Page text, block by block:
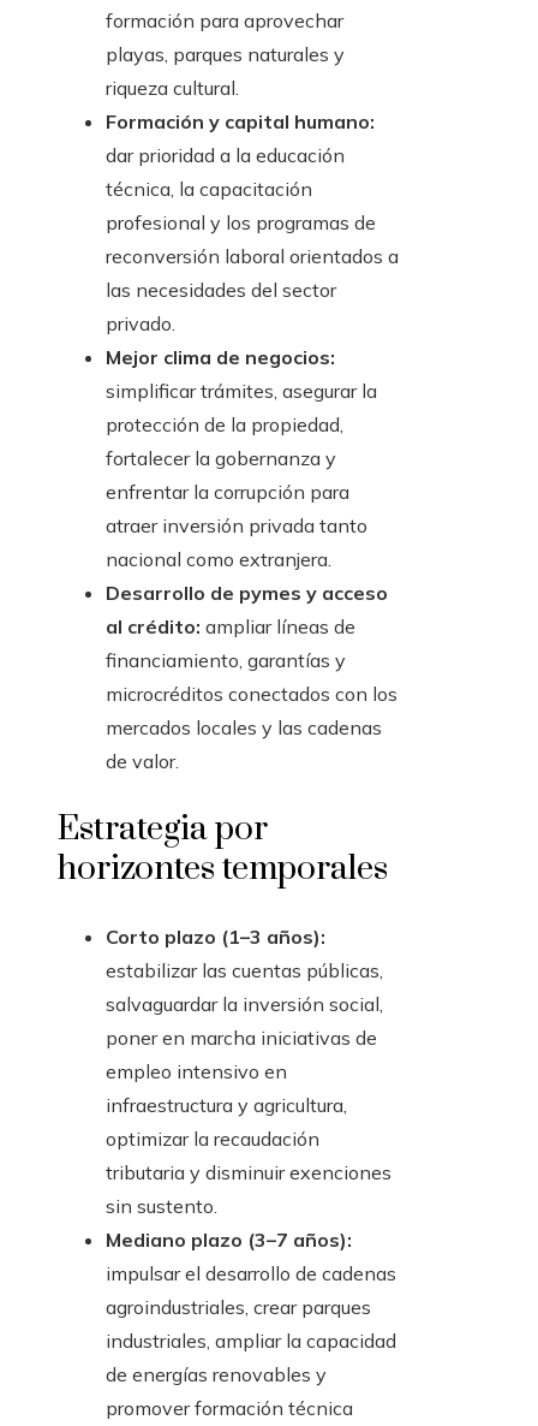
formación para aprovechar
playas, parques naturales y
riqueza cultural.
Formación y capital humano:
dar prioridad a la educación
técnica, la capacitación
profesional y los programas de
reconversión laboral orientados a
las necesidades del sector
privado.
Mejor clima de negocios:
simplificar trámites, asegurar la
protección de la propiedad,
fortalecer la gobernanza y
enfrentar la corrupción para
atraer inversión privada tanto
nacional como extranjera.
Desarrollo de pymes y acceso
al crédito: ampliar líneas de
financiamiento, garantías y
microcréditos conectados con los
mercados locales y las cadenas
de valor.
Estrategia por
horizontes temporales
Corto plazo (1–3 años):
estabilizar las cuentas públicas,
salvaguardar la inversión social,
poner en marcha iniciativas de
empleo intensivo en
infraestructura y agricultura,
optimizar la recaudación
tributaria y disminuir exenciones
sin sustento.
Mediano plazo (3–7 años):
impulsar el desarrollo de cadenas
agroindustriales, crear parques
industriales, ampliar la capacidad
de energías renovables y
promover formación técnica